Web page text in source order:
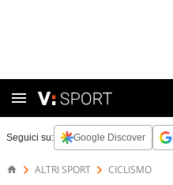
Seguici su: Google Discover
ALTRI SPORT CICLISMO